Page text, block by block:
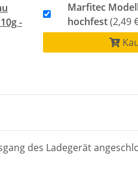
-
Marfitec
hochfest(2,49
des Ladegerät